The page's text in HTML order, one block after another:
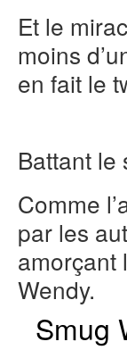
Et le
moins
en fait le
Battant le
Comme
par les
amorçant
Wendy.
Smug